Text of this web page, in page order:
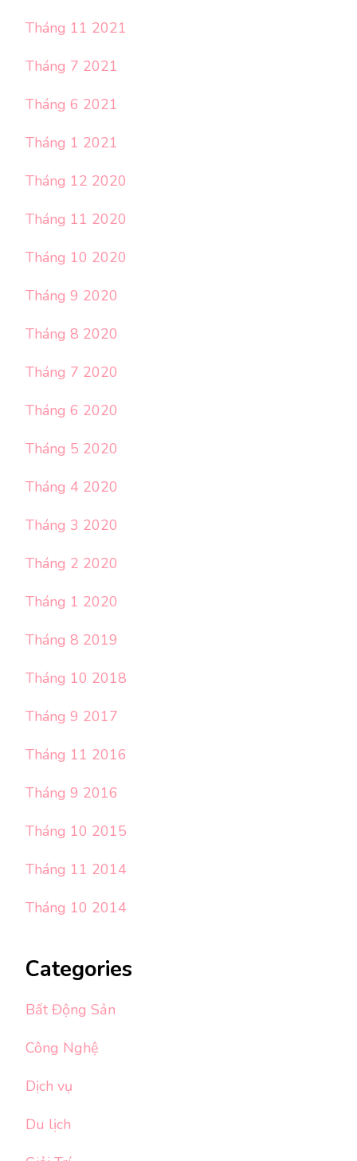
Tháng 11 2021
Tháng 7 2021
Tháng 6 2021
Tháng 1 2021
Tháng 12 2020
Tháng 11 2020
Tháng 10 2020
Tháng 9 2020
Tháng 8 2020
Tháng 7 2020
Tháng 6 2020
Tháng 5 2020
Tháng 4 2020
Tháng 3 2020
Tháng 2 2020
Tháng 1 2020
Tháng 8 2019
Tháng 10 2018
Tháng 9 2017
Tháng 11 2016
Tháng 9 2016
Tháng 10 2015
Tháng 11 2014
Tháng 10 2014
Categories
Bất Động Sản
Công Nghệ
Dịch vụ
Du lịch